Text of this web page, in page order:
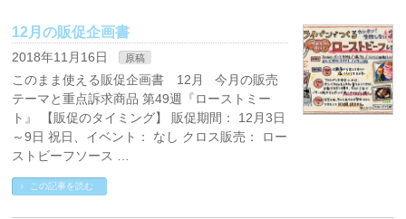
12月の販促企画書
2018年11月16日 原稿
このまま使える販促企画書 12月 今月の販売
テーマと重点訴求商品 第49週『ローストミー
ト』 【販促のタイミング】 販促期間： 12月3日
～9日 祝日、イベント： なし クロス販売： ロー
ストビーフソース …
この記事を読む